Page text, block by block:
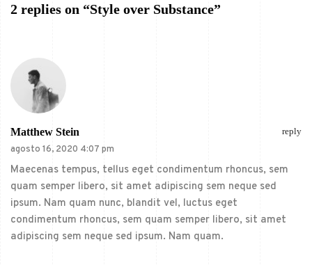
2 replies on “Style over Substance”
Matthew Stein reply
agosto 16, 2020 4:07 pm
Maecenas tempus, tellus eget condimentum rhoncus, sem
quam semper libero, sit amet adipiscing sem neque sed
ipsum. Nam quam nunc, blandit vel, luctus eget
condimentum rhoncus, sem quam semper libero, sit amet
adipiscing sem neque sed ipsum. Nam quam.